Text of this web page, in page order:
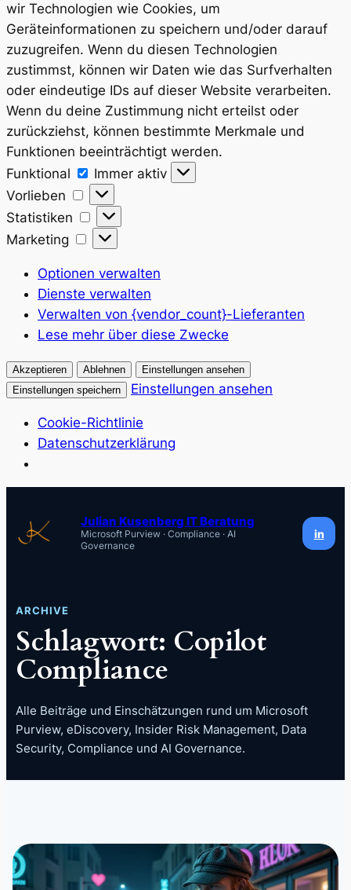
wir Technologien wie Cookies, um
Geräteinformationen zu speichern und/oder darauf
zuzugreifen. Wenn du diesen Technologien
zustimmst, können wir Daten wie das Surfverhalten
oder eindeutige IDs auf dieser Website verarbeiten.
Wenn du deine Zustimmung nicht erteilst oder
zurückziehst, können bestimmte Merkmale und
Funktionen beeinträchtigt werden.
Funktional
Funktional
Immer aktiv
Vorlieben
Vorlieben
Statistiken
Statistiken
Marketing
Marketing
Optionen verwalten
Dienste verwalten
Verwalten von {vendor_count}-Lieferanten
Lese mehr über diese Zwecke
Akzeptieren Ablehnen
Einstellungen ansehen
Einstellungen speichern
Einstellungen ansehen
Cookie-Richtlinie
Datenschutzerklärung
springen
Julian Kusenberg IT Beratung
Microsoft Purview · Compliance · AI
Governance
in
ARCHIVE
Schlagwort: Copilot
Compliance
Alle Beiträge und Einschätzungen rund um Microsoft
Purview, eDiscovery, Insider Risk Management, Data
Security, Compliance und AI Governance.